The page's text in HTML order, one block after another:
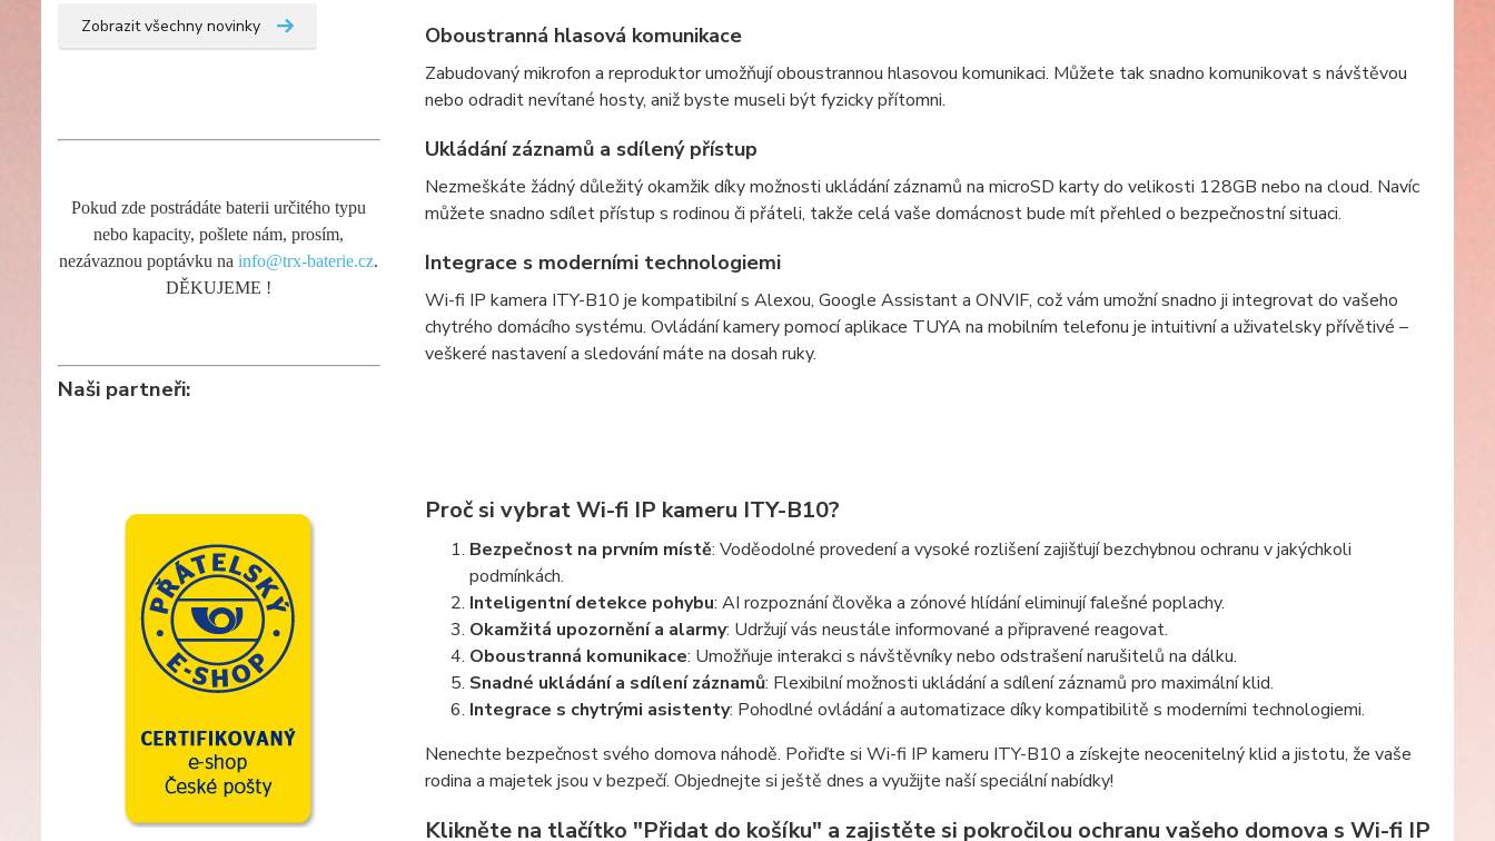
Zobrazit všechny novinky
Pokud zde postrádáte baterii určitého typu
nebo kapacity, pošlete nám, prosím,
nezávaznou poptávku nainfo@trx-baterie.cz.
DĚKUJEME !
Naši partneři:
Oboustranná hlasová komunikace
Zabudovaný mikrofon a reproduktor umožňují oboustrannou hlasovou komunikaci. Můžete tak snadno komunikovat s návštěvou
nebo odradit nevítané hosty, aniž byste museli být fyzicky přítomni.
Ukládání záznamů a sdílený přístup
Nezmeškáte žádný důležitý okamžik díky možnosti ukládání záznamů na microSD karty do velikosti 128GB nebo na cloud. Navíc
můžete snadno sdílet přístup s rodinou či přáteli, takže celá vaše domácnost bude mít přehled o bezpečnostní situaci.
Integrace s moderními technologiemi
Wi-fi IP kamera ITY-B10 je kompatibilní s Alexou, Google Assistant a ONVIF, což vám umožní snadno ji integrovat do vašeho
chytrého domácího systému. Ovládání kamery pomocí aplikace TUYA na mobilním telefonu je intuitivní a uživatelsky přívětivé –
veškeré nastavení a sledování máte na dosah ruky.
Proč si vybrat Wi-fi IP kameru ITY-B10?
Bezpečnost na prvním místě: Voděodolné provedení a vysoké rozlišení zajišťují bezchybnou ochranu v jakýchkoli
podmínkách.
Inteligentní detekce pohybu: AI rozpoznání člověka a zónové hlídání eliminují falešné poplachy.
Okamžitá upozornění a alarmy: Udržují vás neustále informované a připravené reagovat.
Oboustranná komunikace: Umožňuje interakci s návštěvníky nebo odstrašení narušitelů na dálku.
Snadné ukládání a sdílení záznamů: Flexibilní možnosti ukládání a sdílení záznamů pro maximální klid.
Integrace s chytrými asistenty: Pohodlné ovládání a automatizace díky kompatibilitě s moderními technologiemi.
Nenechte bezpečnost svého domova náhodě. Pořiďte si Wi-fi IP kameru ITY-B10 a získejte neocenitelný klid a jistotu, že vaše
rodina a majetek jsou v bezpečí. Objednejte si ještě dnes a využijte naší speciální nabídky!
Klikněte na tlačítko "Přidat do košíku" a zajistěte si pokročilou ochranu vašeho domova s Wi-fi IP